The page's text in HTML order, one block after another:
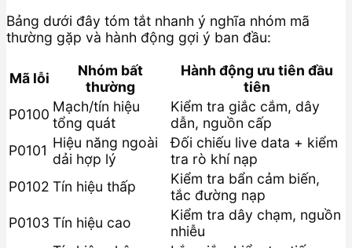
Bảng dưới đây tóm tắt nhanh ý nghĩa nhóm mã
thường gặp và hành động gợi ý ban đầu:
Mã lỗi
Nhóm bất
thường
Hành động ưu tiên đầu
tiên
P0100 Mạch/tín hiệu
tổng quát
Kiểm tra giắc cắm, dây
dẫn, nguồn cấp
P0101 Hiệu năng ngoài
dải hợp lý
Đối chiếu live data + kiểm
tra rò khí nạp
P0102 Tín hiệu thấp
Kiểm tra bẩn cảm biến,
tắc đường nạp
P0103 Tín hiệu cao
Kiểm tra dây chạm, nguồn
nhiễu